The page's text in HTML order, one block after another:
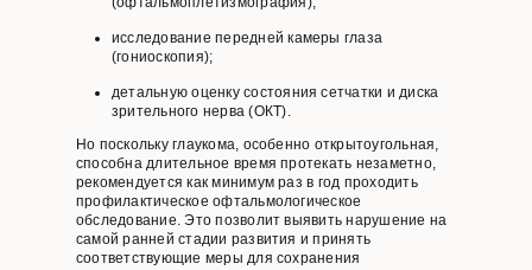
исследование передней камеры глаза
(гониоскопия);
детальную оценку состояния сетчатки и диска
зрительного нерва (ОКТ).
Но поскольку глаукома, особенно открытоугольная,
способна длительное время протекать незаметно,
рекомендуется как минимум раз в год проходить
профилактическое офтальмологическое
обследование. Это позволит выявить нарушение на
самой ранней стадии развития и принять
соответствующие меры для сохранения